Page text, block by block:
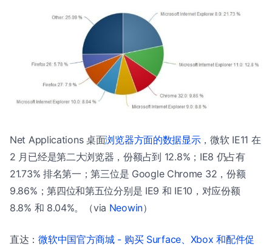
Net Applications 桌面浏览器方面的数据显示，微软 IE11 在
2 月已经是第二大浏览器，份额占到 12.8%；IE8 仍占有
21.73% 排名第一；第三位是 Google Chrome 32，份额
9.86%；第四位和第五位分别是 IE9 和 IE10，对应份额
8.8% 和 8.04%。（via Neowin）
直达：微软中国官方商城 - 购买 Surface、Xbox 和配件促